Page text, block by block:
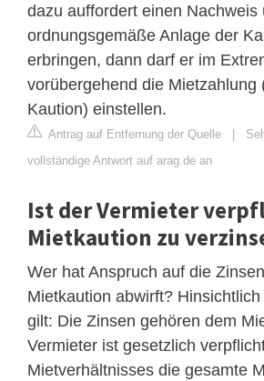
dazu auffordert einen Nachweis
ordnungsgemäße Anlage der
erbringen, dann darf er im
vorübergehend die Mietzahlung
Kaution) einstellen.
Antrag auf Entfernung der Quelle
vollständige Antwort auf arag.de an
Ist der Vermieter
Mietkaution zu
Wer hat Anspruch auf die
Mietkaution abwirft?
gilt: Die Zinsen gehören dem
Vermieter ist gesetzlich
Mietverhältnisses die gesamte